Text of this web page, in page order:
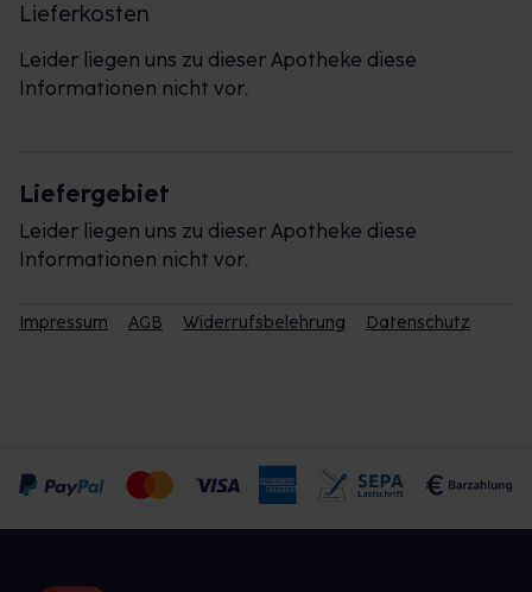
Lieferkosten
Leider liegen uns zu dieser Apotheke diese
Informationen nicht vor.
Liefergebiet
Leider liegen uns zu dieser Apotheke diese
Informationen nicht vor.
Impressum AGB Widerrufsbelehrung Datenschutz